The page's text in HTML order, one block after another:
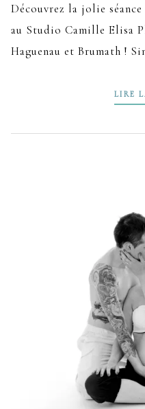
Découvrez la jolie
au Studio Camille Elisa
Haguenau et Brumath !
LIRE